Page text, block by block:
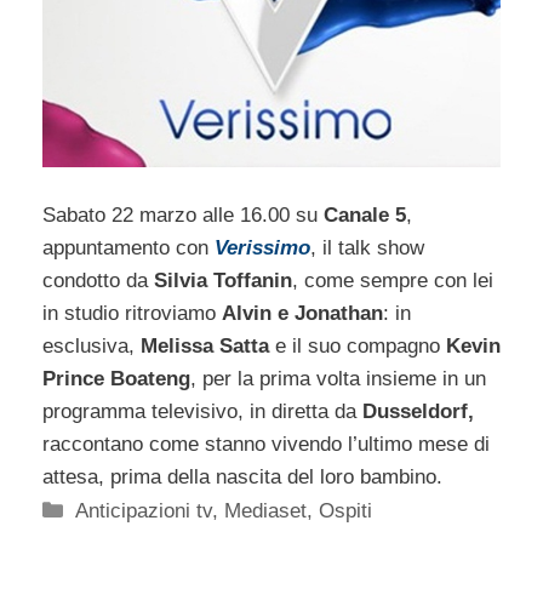
Sabato 22 marzo alle 16.00 su Canale 5,
appuntamento con Verissimo, il talk show
condotto da Silvia Toffanin, come sempre con lei
in studio ritroviamo Alvin e Jonathan: in
esclusiva, Melissa Sattae il suo compagno Kevin
Prince Boateng, per la prima volta insieme in un
programma televisivo, in diretta da Dusseldorf,
raccontano come stanno vivendo l’ultimo mese di
attesa, prima della nascita del loro bambino.
Categorie
Anticipazioni tv, Mediaset,Ospiti